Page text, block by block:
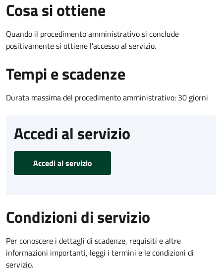
Cosa si ottiene
Quando il procedimento amministrativo si conclude
positivamente si ottiene l'accesso al servizio.
Tempi e scadenze
Durata massima del procedimento amministrativo: 30 giorni
Accedi al servizio
Accedi al servizio
Condizioni di servizio
Per conoscere i dettagli di scadenze, requisiti e altre
informazioni importanti, leggi i termini e le condizioni di
servizio.